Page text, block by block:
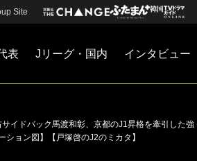
Site
表 Jリーグ・国内 インタビュー
イドバック馬渡和彰、京都のJ1昇格を牽引した強
ョン図】【戸塚啓のJ2のミカタ】